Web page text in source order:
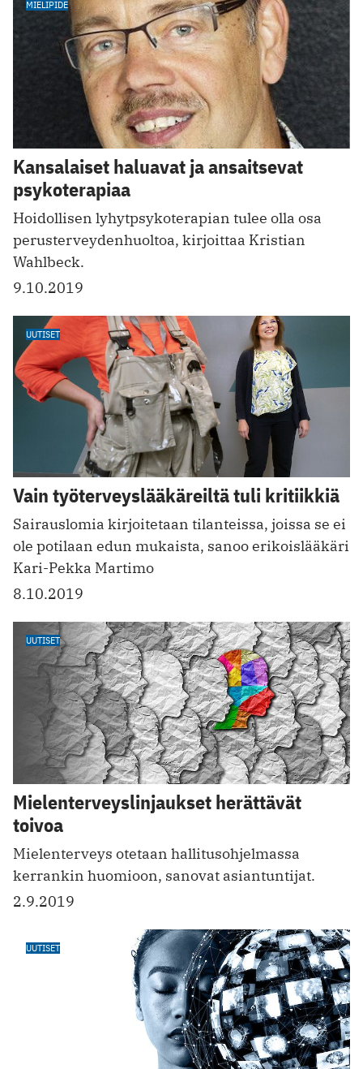
MIELIPIDE
Kansalaiset haluavat ja ansaitsevat
psykoterapiaa
Hoidollisen lyhytpsykoterapian tulee olla osa
perusterveydenhuoltoa, kirjoittaa Kristian
Wahlbeck.
9.10.2019
UUTISET
Vain työterveyslääkäreiltä tuli kritiikkiä
Sairauslomia ­kirjoitetaan ­tilanteissa, joissa se ei
ole potilaan edun mukaista, sanoo erikoislääkäri
Kari-Pekka Martimo
8.10.2019
UUTISET
Mielenterveys­linjaukset herättävät
toivoa
Mielenterveys otetaan hallitusohjelmassa
kerrankin huomioon, sanovat asiantuntijat.
2.9.2019
UUTISET